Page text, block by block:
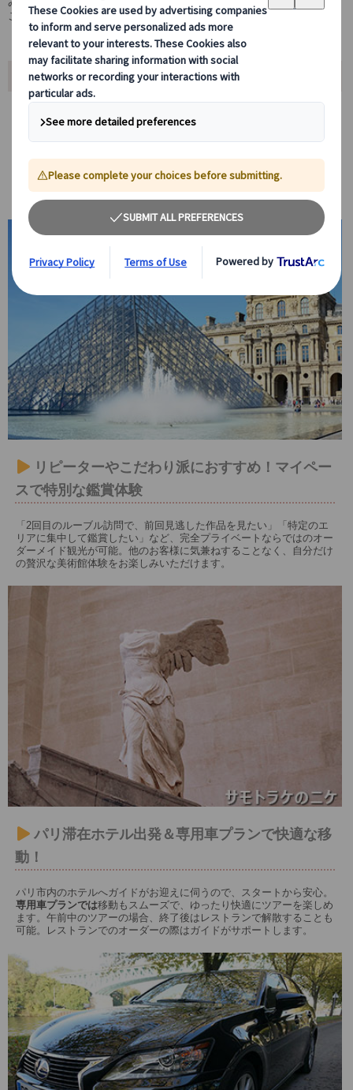
ご年配の方にも優しいペース配分で安心してご参加いただけます。
おすすめポイント
絵画や美術史に精通したフランス政府公認日本
語ガイドを4時間専属チャーター！
経験豊富なガイドが、お客様のリクエストに応じて、美術館の見どこ
ろをわかりやすく解説します。疑問や質問もその場で解消できるの
リピーターやこだわり派におすすめ！マイペー
スで特別な鑑賞体験
「2回目のルーブル訪問で、前回見逃した作品を見たい」「特定のエ
リアに集中して鑑賞したい」など、完全プライベートならではのオー
ダーメイド観光が可能。他のお客様に気兼ねすることなく、自分だけ
の贅沢な美術館体験をお楽しみいただけます。
パリ滞在ホテル出発＆専用車プランで快適な移
動！
パリ市内のホテルへガイドがお迎えに伺うので、スタートから安心。
専用車プランでは移動もスムーズで、ゆったり快適にツアーを楽しめ
ます。午前中のツアーの場合、終了後はレストランで解散することも
可能。レストランでのオーダーの際はガイドがサポートします。